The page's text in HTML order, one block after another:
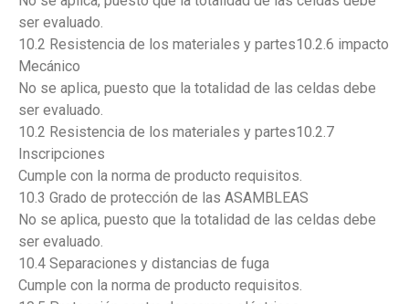
ser evaluado.
10.2 Resistencia de los materiales y partes10.2.6 impacto
Mecánico
No se aplica, puesto que la totalidad de las celdas debe
ser evaluado.
10.2 Resistencia de los materiales y partes10.2.7
Inscripciones
Cumple con la norma de producto requisitos.
10.3 Grado de protección de las ASAMBLEAS
No se aplica, puesto que la totalidad de las celdas debe
ser evaluado.
10.4 Separaciones y distancias de fuga
Cumple con la norma de producto requisitos.